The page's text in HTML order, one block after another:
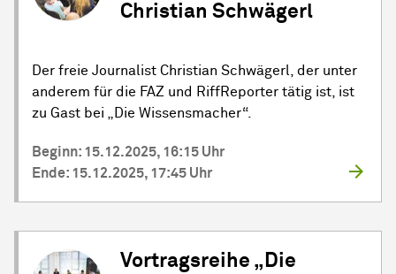
Christian Schwägerl
Der freie Journalist Christian Schwägerl, der unter
anderem für die FAZ und RiffReporter tätig ist, ist
zu Gast bei „Die Wissensmacher“.
Beginn: 15.12.2025, 16:15 Uhr
Ende: 15.12.2025, 17:45 Uhr
Vortragsreihe „Die